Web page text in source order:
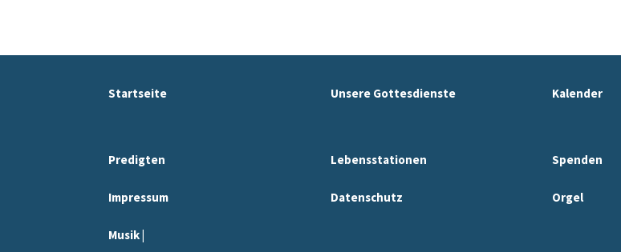
Startseite Unsere Gottesdienste Kalender
Predigten Lebensstationen Spenden
Impressum Datenschutz Orgel
Musik |